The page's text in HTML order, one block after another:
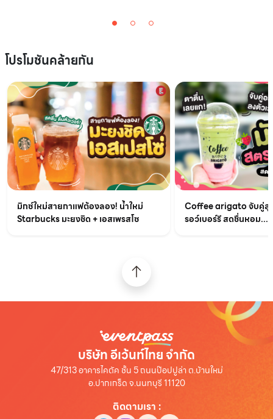
โปรโมชันคล้ายกัน
มิกซ์ใหม่สายกาแฟต้องลอง! น้ำใหม่
Starbucks มะยงชิด + เอสเพรสโซ
Coffee arigato จับคู่สุ
รอว์เบอร์รี สดชื่นหอม...
บริษัท อีเว้นท์ไทย จำกัด
47/313 อาคารไคตัค ชั้น 5 ถนนป๊อปปูล่า ต.บ้านใหม่
อ.ปากเกร็ด จ.นนทบุรี 11120
ติดตามเรา :